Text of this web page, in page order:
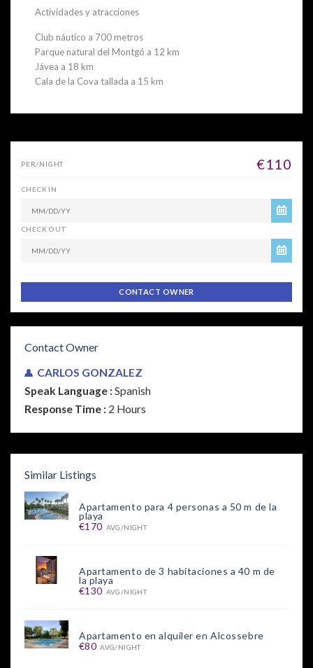
Actividades y atracciones
Club náutico a 700 metros
Parque natural del Montgó a 12 km
Jávea a 18 km
Cala de la Cova tallada a 15 km
PER/NIGHT €110
CHECK IN
CHECK OUT
CONTACT OWNER
Contact Owner
CARLOS GONZALEZ
Speak Language :Spanish
Response Time : 2 Hours
Similar Listings
Apartamento para 4 personas a 50 m de la
playa
€170 AVG/NIGHT
Apartamento de 3 habitaciones a 40 m de
la playa
€130 AVG/NIGHT
Apartamento en alquiler en Alcossebre
€80 AVG/NIGHT